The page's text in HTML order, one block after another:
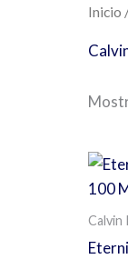
Inicio
Calvin